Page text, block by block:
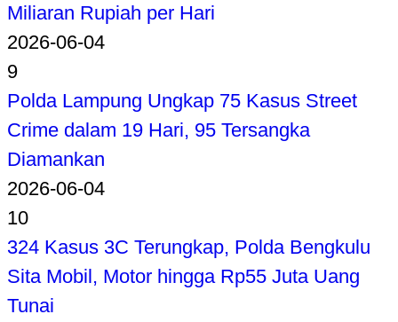
Miliaran Rupiah per Hari
2026-06-04
9
Polda Lampung Ungkap 75 Kasus Street
Crime dalam 19 Hari, 95 Tersangka
Diamankan
2026-06-04
10
324 Kasus 3C Terungkap, Polda Bengkulu
Sita Mobil, Motor hingga Rp55 Juta Uang
Tunai